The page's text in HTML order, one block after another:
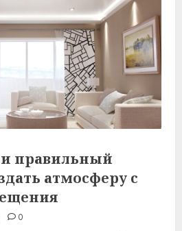
правильный
атмосферу с
0